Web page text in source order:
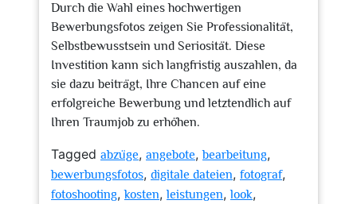
Durch die Wahl eines hochwertigen
Bewerbungsfotos zeigen Sie Professionalität,
Selbstbewusstsein und Seriosität. Diese
Investition kann sich langfristig auszahlen, da
sie dazu beiträgt, Ihre Chancen auf eine
erfolgreiche Bewerbung und letztendlich auf
Ihren Traumjob zu erhöhen.
Tagged abzüge, angebote,bearbeitung,
bewerbungsfotos, digitale dateien, fotograf,
fotoshooting,kosten,leistungen,look,